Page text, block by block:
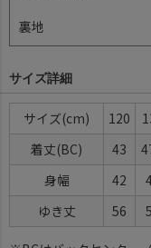
裏地
サイズ詳細
サイズ(cm) 120
着丈(BC)
43
身幅
42
ゆき丈
56